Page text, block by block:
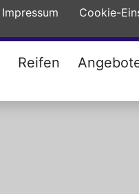
Reifen
Impressum Cookie-